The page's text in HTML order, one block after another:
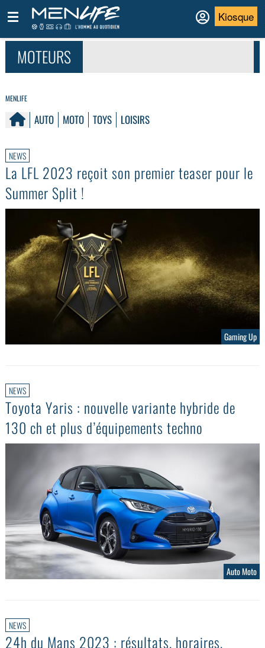
Kiosque
MOTEURS
MENLIFE
AUTO MOTO TOYS LOISIRS
NEWS
La LFL 2023 reçoit son premier teaser pour le
Summer Split !
Gaming Up
NEWS
Toyota Yaris : nouvelle variante hybride de
130 ch et plus d’équipements techno
Auto Moto
NEWS
24h du Mans 2023 : résultats, horaires,